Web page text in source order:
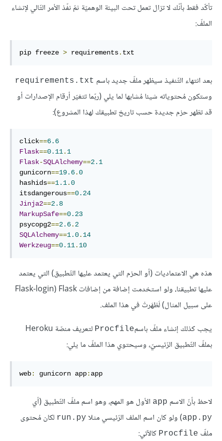
تأكّد فقط بأنّك لا تزال تعمل تحت البيئة الوهميّة ثمّ نفّذ الأمر التّالي لإنشاء
الملفّ:
pip freeze > requirements. txt
بعد انتهاء التّنفيذ سيظهر ملفّ جديد باسم requirements.txt
وستكون مُحتوياته شيئا مُشابها لما يلي (ربّما تتغيّر أرقام الإصدارات أو
قد تظهر حزم جديدة حسب تاريخ تطبيقك لهذا المشروع):
click==6.6
Flask==0.11. 1
Flask-SQLAlchemy==2.1
gunicorn==19.6.0
hashids==1.1.0
itsdangerous==0.24
Jinja2==2.8
MarkupSafe==0.23
psycopg2==2.6. 2
SQLAlchemy==1.0. 14
Werkzeug==0.11. 10
هذه هي الاعتماديات (أو الحزم التي يعتمد عليها التّطبيق) التي يعتمد
عليها تطبيقنا، ولو استخدمت إضافة من إضافات Flask (Flask-login
على سبيل المثال) لَظهَرتْ في هذا الملف.
يجب كذلك إنشاء ملفّ باسمProcfile
لتعريف منصّة Heroku
بملفّ التّطبيق الرّئيسيّ، وسيحتوي هذا الملفّ ما يلي:
web: gunicorn app: app
لاحظ بأنّ الاسم app الأول هو المهم، وهو اسم ملفّ التّطبيق (أي
app.py) ولو كان اسم الملف الرّئيسي مثلا run.py لكان مُحتوى
ملفّ Procfile كالآتي: